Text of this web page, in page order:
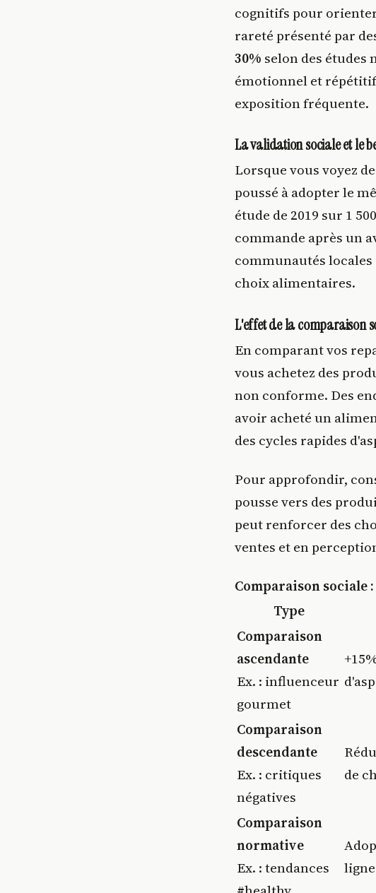
cognitifs pour
rareté présenté par
30% selon des études
émotionnel et
exposition fréquente.
La validation sociale et le
Lorsque vous voyez
poussé à adopter le
étude de 2019 sur 1
commande après un
communautés
choix alimentaires.
L'effet de la comparaison
En comparant vos
vous achetez des
non conforme. Des
avoir acheté un
des cycles rapides
Pour approfondir,
pousse vers des
peut renforcer des
ventes et en
Comparaison sociale
Type
Comparaison
ascendante
Ex. : influenceur
gourmet
Comparaison
descendante
Ex. : critiques
négatives
de
Comparaison
normative
Ex. : tendances